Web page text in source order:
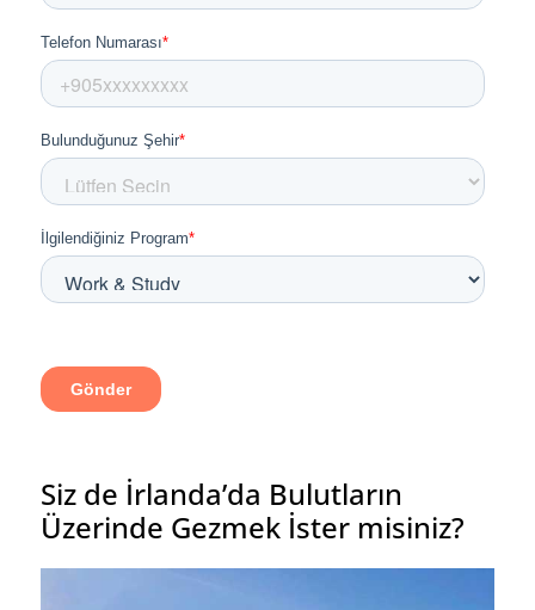
Siz de İrlanda’da Bulutların
Üzerinde Gezmek İster misiniz?